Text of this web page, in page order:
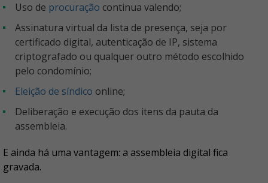
Uso de procuração continua valendo;
Assinatura virtual da lista de presença, seja por
certificado digital, autenticação de IP, sistema
criptografado ou qualquer outro método escolhido
pelo condomínio;
Eleição de síndico online;
Deliberação e execução dos itens da pauta da
assembleia.
E ainda há uma vantagem: a assembleia digital fica
gravada.